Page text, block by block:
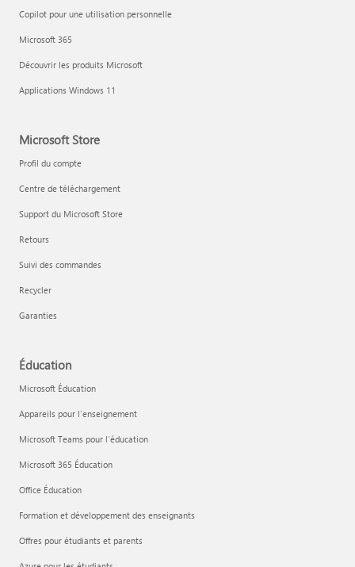
Copilot pour une utilisation personnelle
Microsoft 365
Découvrir les produits Microsoft
Applications Windows 11
Microsoft Store
Profil du compte
Centre de téléchargement
Support du Microsoft Store
Retours
Suivi des commandes
Recycler
Garanties
Éducation
Microsoft Éducation
Appareils pour l’enseignement
Microsoft Teams pour l’éducation
Microsoft 365 Éducation
Office Éducation
Formation et développement des enseignants
Offres pour étudiants et parents